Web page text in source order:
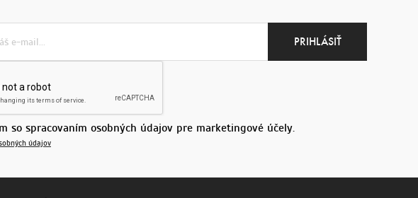
so spracovaním osobných údajov pre marketingové účely.
údajov